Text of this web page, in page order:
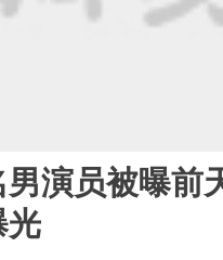
演员被曝前
光